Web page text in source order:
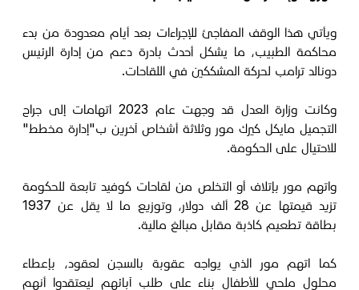
ويأتي هذا الوقف المفاجئ للإجراءات بعد أيام معدودة من بدء
محاكمة الطبيب، ما يشكل أحدث بادرة دعم من إدارة الرئيس
دونالد ترامب لحركة المشككين في اللقاحات.
وكانت وزارة العدل قد وجهت عام 2023 اتهامات إلى جراح
التجميل مايكل كيرك مور وثلاثة أشخاص آخرين ب"إدارة مخطط"
للاحتيال على الحكومة.
واتهم مور بإتلاف أو التخلص من لقاحات كوفيد تابعة للحكومة
تزيد قيمتها عن 28 ألف دولار، وتوزيع ما لا يقل عن 1937
بطاقة تطعيم كاذبة مقابل مبالغ مالية.
كما اتهم مور الذي يواجه عقوبة بالسجن لعقود، بإعطاء
محلول ملحي للأطفال بناء على طلب آبائهم ليعتقدوا أنهم